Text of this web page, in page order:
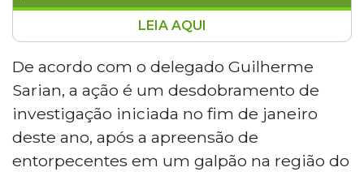
A Polícia Civil deflagrou a segunda fase
da Operação Rota Blindada, que investiga
tráfico de drogas entre Corumbá e
Campo Grande com uso de viatura oficial
e participação de agentes públicos.
Foram cumpridos mandados de prisão
em diferentes estados, totalizando cinco
LEIA AQUI
De acordo com o delegado Guilherme
Sarian, a ação é um desdobramento de
investigação iniciada no fim de janeiro
deste ano, após a apreensão de
entorpecentes em um galpão na região do